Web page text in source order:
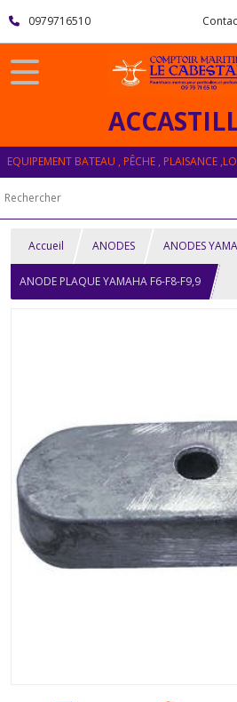
0979716510
Accueil ANODES ANODES
ANODE PLAQUE YAMAHA F6-F8-F9,9